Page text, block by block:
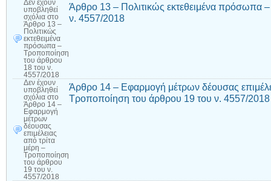
Δεν έχουν
υποβληθεί
σχόλια στο
Άρθρο 13 –
Πολιτικώς
εκτεθειμένα
πρόσωπα –
Τροποποίηση
του άρθρου
18 του ν.
4557/2018
Άρθρο 13 – Πολιτικώς εκτεθειμένα πρόσωπα
ν. 4557/2018
Δεν έχουν
υποβληθεί
σχόλια στο
Άρθρο 14 –
Εφαρμογή
μέτρων
δέουσας
επιμέλειας
από τρίτα
μέρη –
Τροποποίηση
του άρθρου
19 του ν.
4557/2018
Άρθρο 14 – Εφαρμογή μέτρων δέουσας
Τροποποίηση του άρθρου 19 του ν. 4557/2018